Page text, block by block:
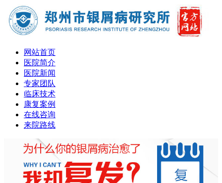
网站首页
医院简介
医院新闻
专家团队
临床技术
康复案例
在线咨询
来院路线